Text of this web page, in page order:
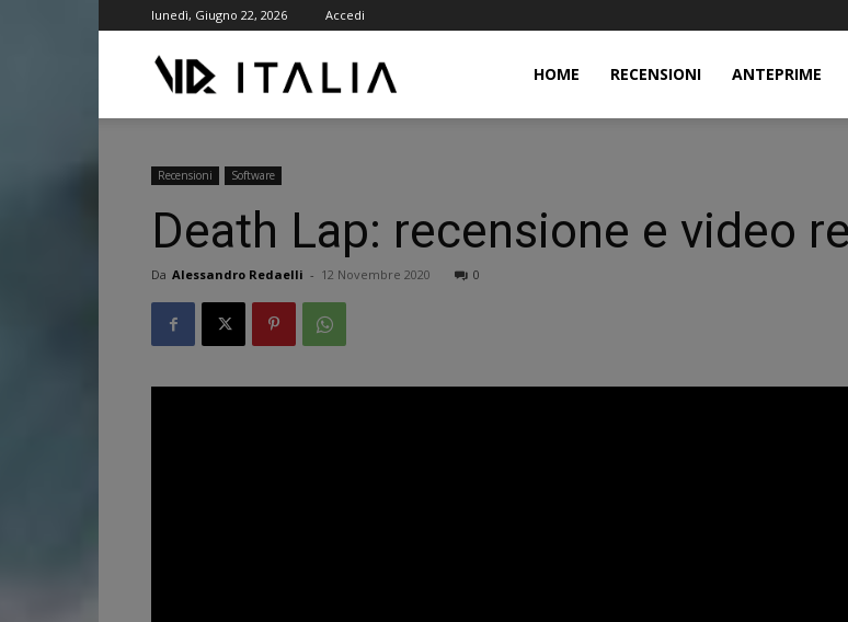
lunedì, Giugno 22, 2026 Accedi
HOME RECENSIONI ANTEPRIME
Recensioni Software
Death Lap: recensione e video
Da Alessandro Redaelli - 12 Novembre 2020 0